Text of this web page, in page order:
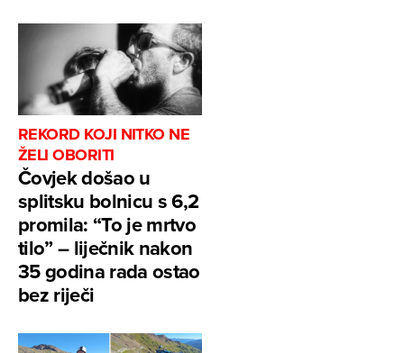
REKORD KOJI NITKO NE
ŽELI OBORITI
Čovjek došao u
splitsku bolnicu s 6,2
promila: “To je mrtvo
tilo” – liječnik nakon
35 godina rada ostao
bez riječi